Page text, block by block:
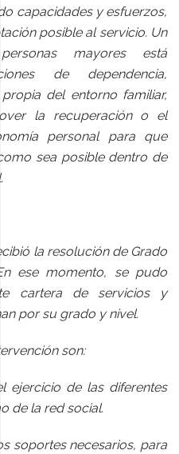
capacidades y esfuerzos,
posible al servicio. Un
mayores está
de dependencia,
del entorno familiar,
la recuperación o el
personal para que
sea posible dentro de
la resolución de Grado
ese momento, se pudo
cartera de servicios y
por su grado y nivel.
son:
de las diferentes
de la red social.
soportes necesarios, para